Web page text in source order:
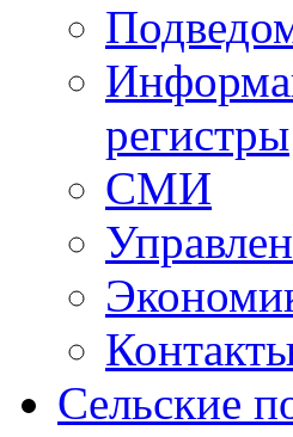
регистры
СМИ
Сельские